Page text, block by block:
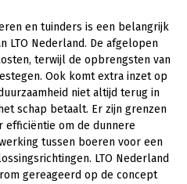
en tuinders is een belangrijk
LTO Nederland. De afgelopen
terwijl de opbrengsten van
Ook komt extra inzet op
niet altijd terug in
schap betaalt. Er zijn grenzen
efficiëntie om de dunnere
tussen boeren voor een
LTO Nederland
gereageerd op de concept